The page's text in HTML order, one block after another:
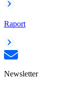
Raport
Newsletter